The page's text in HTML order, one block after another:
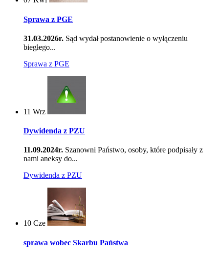
Sprawa z PGE
31.03.2026r. Sąd wydał postanowienie o wyłączeniu
biegłego...
Sprawa z PGE
11 Wrz
Dywidenda z PZU
11.09.2024r. Szanowni Państwo, osoby, które podpisały z
nami aneksy do...
Dywidenda z PZU
10 Cze
sprawa wobec Skarbu Państwa